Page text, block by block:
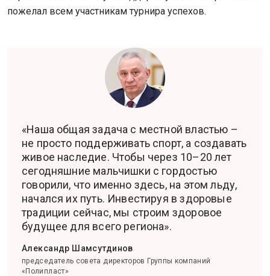
пожелал всем участникам турнира успехов.
«Наша общая задача с местной властью –
не просто поддерживать спорт, а создавать
живое наследие. Чтобы через 10–20 лет
сегодняшние мальчишки с гордостью
говорили, что именно здесь, на этом льду,
начался их путь. Инвестируя в здоровые
традиции сейчас, мы строим здоровое
будущее для всего региона».
Александр Шамсутдинов
председатель совета директоров Группы компаний
«Полипласт»